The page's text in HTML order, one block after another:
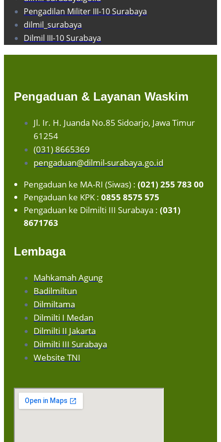
Pengadilan Militer III-10 Surabaya
dilmil_surabaya
Dilmil III-10 Surabaya
Pengaduan & Layanan Waskim
Jl. Ir. H. Juanda No.85 Sidoarjo, Jawa Timur
61254
(031) 8665369
pengaduan@dilmil-surabaya.go.id
Pengaduan ke MA-RI (Siwas) : (021) 255 783 00
Pengaduan ke KPK : 0855 8575 575
Pengaduan ke Dilmilti III Surabaya : (031)
8671763
Lembaga
Mahkamah Agung
Badilmiltun
Dilmiltama
Dilmilti I Medan
Dilmilti II Jakarta
Dilmilti III Surabaya
Website TNI